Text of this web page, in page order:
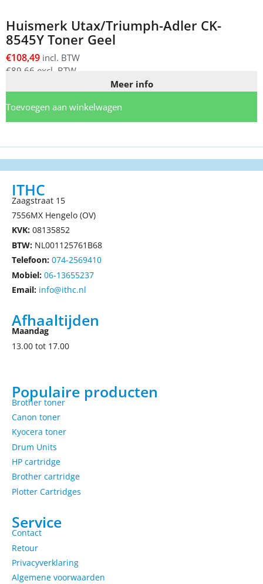
Huismerk Utax/Triumph-Adler CK-
8545Y Toner Geel
€108,49 incl. BTW
€89,66 excl. BTW
Meer info
Toevoegen aan winkelwagen
ITHC
Zaagstraat 15
7556MX Hengelo (OV)
KVK: 08135852
BTW: NL001125761B68
Telefoon: 074-2569410
Mobiel: 06-13655237
Email: info@ithc.nl
Afhaaltijden
Maandag
13.00 tot 17.00
Populaire producten
Brother toner
Canon toner
Kyocera toner
Drum Units
HP cartridge
Brother cartridge
Plotter Cartridges
Service
Contact
Retour
Privacyverklaring
Algemene voorwaarden